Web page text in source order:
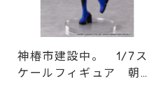
神椿市建設中。 1/7ス
ケールフィギュア 朝主